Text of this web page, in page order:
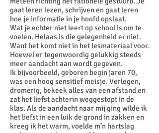
gaat leren lezen, schrijven en gaat leren
hoe je informatie in je hoofd opslaat.
Wat je echter niet leert op school is om te
voelen. Helaas is die gelegenheid er niet.
Want het komt niet in het lesmateriaal voor.
Hoewel er tegenwoordig gelukkig steeds
meer aandacht aan wordt gegeven.
Ik bijvoorbeeld, geboren begin jaren 70,
was een hoog sensitief meisje. Verlegen,
dromerig, bekeek alles van een afstand en
zat het liefst achterin weggestopt in de
klas. Als de aandacht naar mij ging wilde ik
het liefst in een luik de grond in zakken en
kreeg ik het warm, voelde m’n hartslag